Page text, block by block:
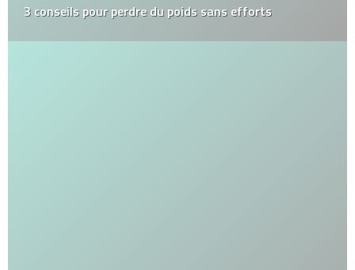
3 conseils pour perdre du poids sans efforts